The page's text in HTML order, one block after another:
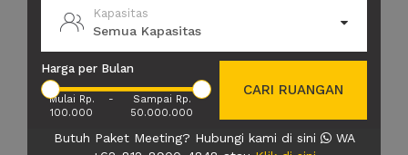
Kapasitas
Semua Kapasitas
Harga per Bulan
Mulai Rp.
100.000
-
Sampai Rp.
50.000.000
CARI RUANGAN
Butuh Paket Meeting? Hubungi kami di sini
WA